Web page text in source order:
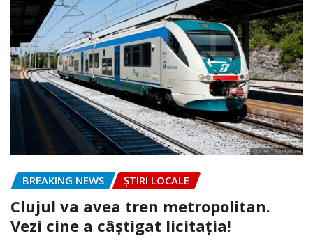
BREAKING NEWS ȘTIRI LOCALE
Clujul va avea tren metropolitan.
Vezi cine a câștigat licitația!